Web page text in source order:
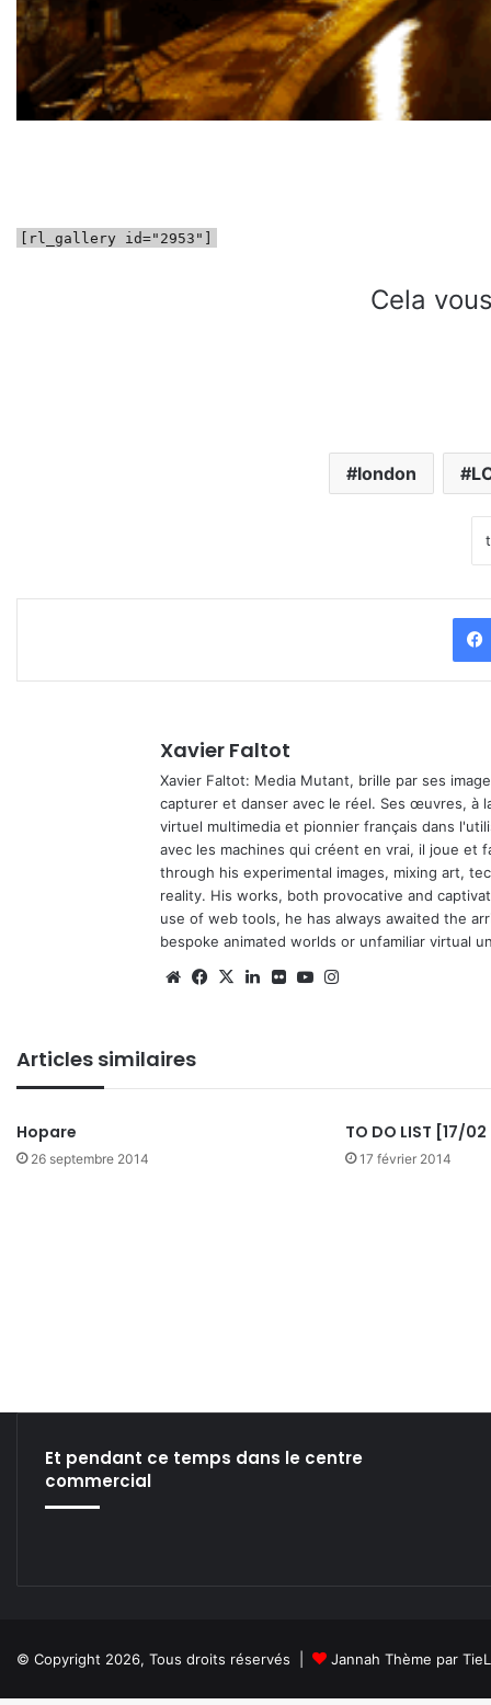
[rl_gallery id="2953"]
Cela
london
Xavier Faltot
Xavier Faltot: Media Mutant, brille par ses
capturer et danser avec le réel. Ses œuvres, à
virtuel multimedia et pionnier français dans
avec les machines qui créent en vrai, il joue et
through his experimental images, mixing art,
reality. His works, both provocative and
use of web tools, he has always awaited the
bespoke animated worlds or unfamiliar virtual
WebsiteFacebook
X Linkedin
FlickrYouTube
Articles similaires
Hopare
26 septembre 2014
TO DO LIST [17/
17 février 2014
Et pendant ce temps dans le centre
commercial
© Copyright 2026, Tous droits réservés | Jannah Thème par